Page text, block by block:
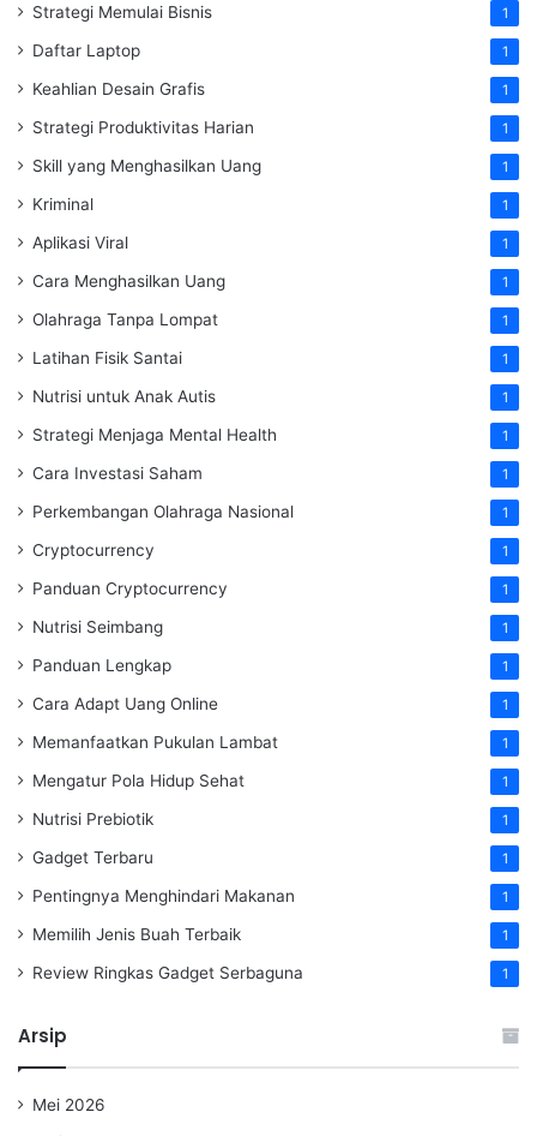
Strategi Memulai Bisnis 1
Daftar Laptop 1
Keahlian Desain Grafis 1
Strategi Produktivitas Harian 1
Skill yang Menghasilkan Uang 1
Kriminal 1
Aplikasi Viral 1
Cara Menghasilkan Uang 1
Olahraga Tanpa Lompat 1
Latihan Fisik Santai 1
Nutrisi untuk Anak Autis 1
Strategi Menjaga Mental Health 1
Cara Investasi Saham 1
Perkembangan Olahraga Nasional 1
Cryptocurrency 1
Panduan Cryptocurrency 1
Nutrisi Seimbang 1
Panduan Lengkap 1
Cara Adapt Uang Online 1
Memanfaatkan Pukulan Lambat 1
Mengatur Pola Hidup Sehat 1
Nutrisi Prebiotik 1
Gadget Terbaru 1
Pentingnya Menghindari Makanan 1
Memilih Jenis Buah Terbaik 1
Review Ringkas Gadget Serbaguna 1
Arsip
Mei 2026